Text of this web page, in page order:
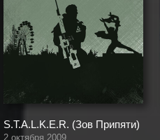
S.T.A.L.K.E.R. (Зов Припяти)
2 октября 2009